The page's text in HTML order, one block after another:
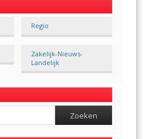
Regio
Zakelijk-Nieuws-
Landelijk